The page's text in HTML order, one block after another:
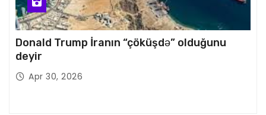
Donald Trump İranın “çöküşdə” olduğunu
deyir
Apr 30, 2026